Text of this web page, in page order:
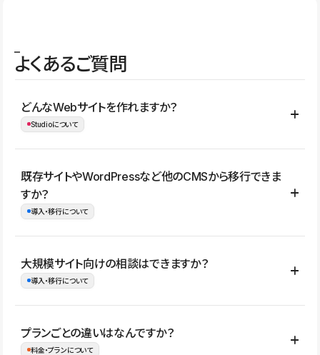
よくあるご質問
どんなWebサイトを作れますか？
Studioについて
コーポレートサイト、サービスサイト、LP、採用サイト、ブロ
グ・メディア、イベントサイト、店舗・商品紹介サイト、ポートフ
ォリオなど幅広く制作できます。
既存サイトやWordPressなど他のCMSから移行できま
すか？
導入・移行について
はい。既存サイトの構成やコンテンツ、URLを整理したうえで、
Studio上に再構築する形で移行できます。 WordPressの場合は、
イト全体のデザインや設定がそのまま移行されるわけではないた
め、移行後にページ構成やデザイン、CMS設計、URL・リダイレク
大規模サイト向けの相談はできますか？
導入・移行について
はい。アクセス規模が大きいサイトや、複数部門での運用、権限管
理、セキュリティ確認、既存システムとの連携など、個別の要件が
プランごとの違いはなんですか？
料金・プランについて